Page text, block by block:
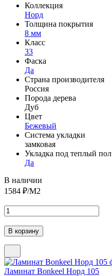
Коллекция
Норд
Толщина покрытия
8 мм
Класс
33
Фаска
Да
Страна производителя
Россия
Порода дерева
Дуб
Цвет
Бежевый
Система укладки
замковая
Укладка под теплый пол
Да
В наличии
1584 ₽/М2
Ламинат Bonkeel Норд 105